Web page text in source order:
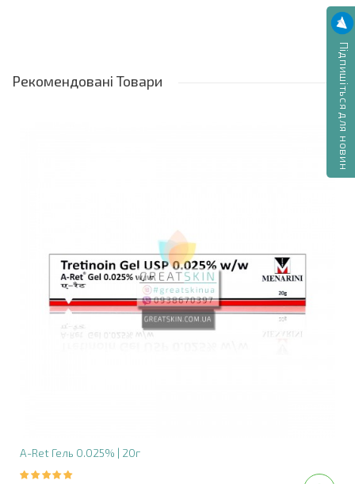
Підпишіться для новин
Допоміжні речовини: гліцерин, рідкий парафін,
Папуло-пустульозні запальні елементи розацеа
Початкова та підтримуюча терапія запальних
проявів на шкірі обличчя
Протипоказання
почервоніння
Можливі алергічні реакції — крапивниця,
Рекомендовані Товари
A-Ret Гель 0.025% | 20г